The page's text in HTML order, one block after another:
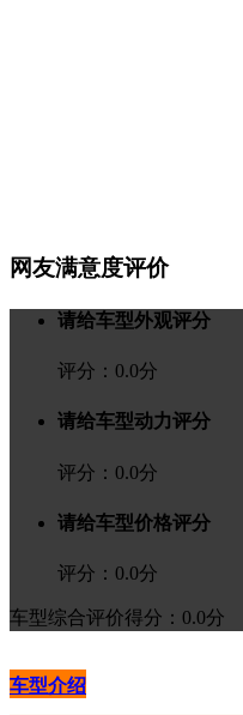
网友满意度评价
请给车型外观评分
评分： 0.0分
请给车型动力评分
评分： 0.0分
请给车型价格评分
评分： 0.0分
车型综合评价得分：0.0分
车型介绍